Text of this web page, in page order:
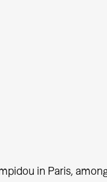
in Paris,